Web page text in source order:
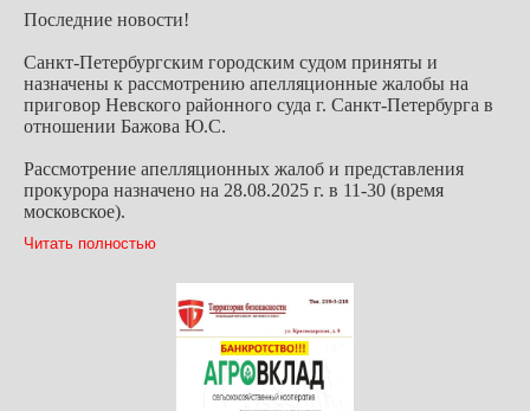
Последние новости!
Санкт-Петербургским городским судом приняты и
назначены к рассмотрению апелляционные жалобы на
приговор Невского районного суда г. Санкт-Петербурга в
отношении Бажова Ю.С.
Рассмотрение апелляционных жалоб и представления
прокурора назначено на 28.08.2025 г. в 11-30 (время
московское).
Читать полностью